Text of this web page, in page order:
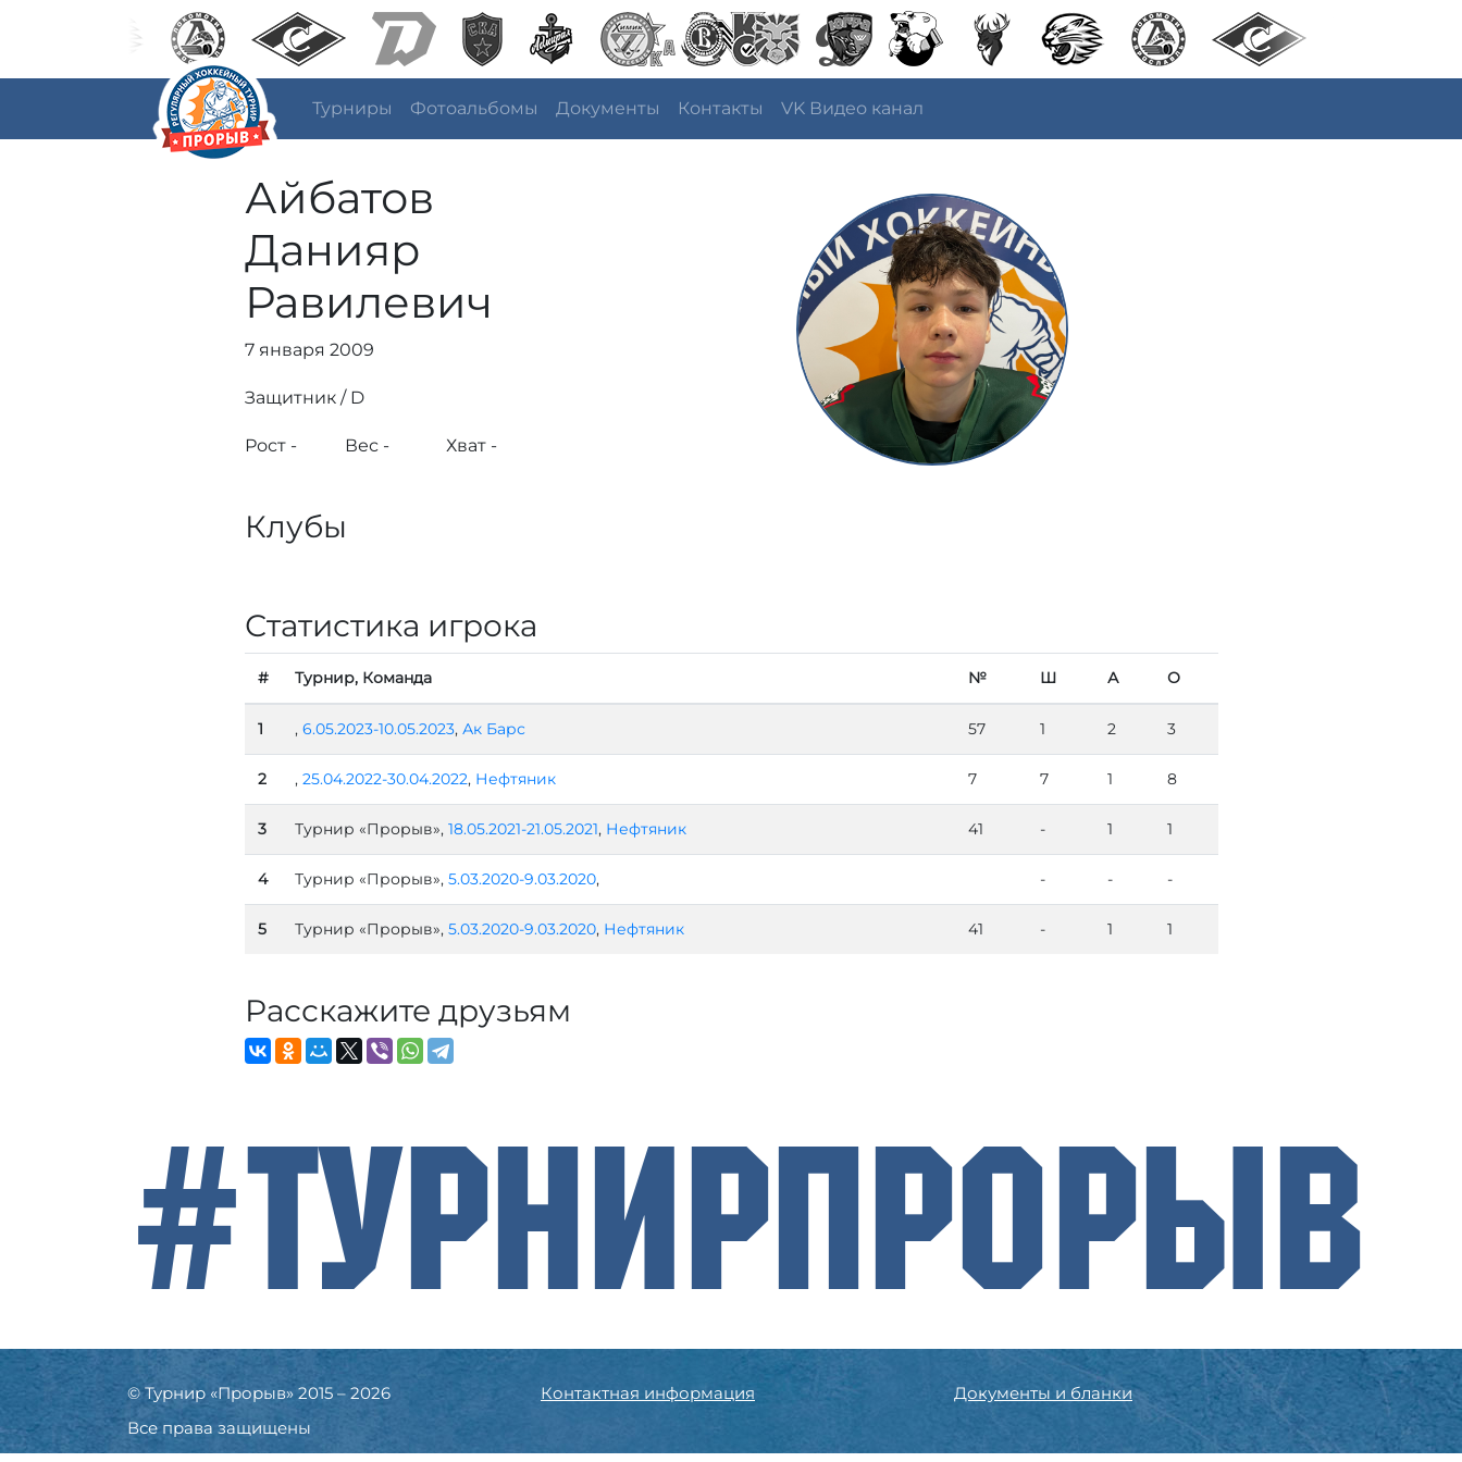
Турниры Фотоальбомы Документы Контакты VK Видео канал
Айбатов
Данияр
Равилевич
7 января 2009
Защитник / D
Рост - Вес - Хват -
Клубы
Статистика игрока
# Турнир, Команда № Ш А О
1 , 6.05.2023-10.05.2023, Ак Барс 57 1 2 3
2 , 25.04.2022-30.04.2022, Нефтяник 7 7 1 8
3 Турнир «Прорыв», 18.05.2021-21.05.2021, Нефтяник 41 - 1 1
4 Турнир «Прорыв», 5.03.2020-9.03.2020, - - -
5 Турнир «Прорыв», 5.03.2020-9.03.2020, Нефтяник 41 - 1 1
Расскажите друзьям
#ТурнирПрорыв
© Турнир «Прорыв» 2015 – 2026
Все права защищены
Контактная информация Документы и бланки